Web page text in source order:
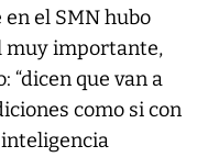
el SMN hubo
muy importante,
“dicen que van a
como si con